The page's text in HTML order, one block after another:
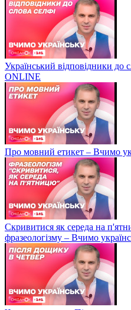
Український відповідники
ONLINE
Про мовний етикет – Вчимо
Скривитися як середа на
фразеологізму – Вчимо